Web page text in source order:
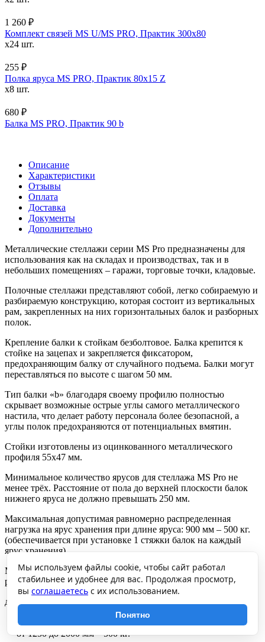
1 260 ₽
Комплект связей MS U/MS PRO, Практик 300x80
x24 шт.
255 ₽
Полка яруса MS PRO, Практик 80х15 Z
x8 шт.
680 ₽
Балка MS PRO, Практик 90 b
Описание
Характеристики
Отзывы
Оплата
Доставка
Документы
Дополнительно
Металлические стеллажи серии MS Pro предназначены для
использования как на складах и производствах, так и в
небольших помещениях – гаражи, торговые точки, кладовые.
Полочные стеллажи представляют собой, легко собираемую и
разбираемую конструкцию, которая состоит из вертикальных
рам, закрепленных на них горизонтальных балок и разборных
полок.
Крепление балки к стойкам безболтовое. Балка крепится к
стойке на зацепах и закрепляется фиксатором,
предохраняющим балку от случайного подъема. Балки могут
переставляться по высоте с шагом 50 мм.
Тип балки «b» благодаря своему профилю полностью
скрывает возможные острые углы самого металлического
настила, что делает работу персонала более безопасной, а
углы полок предохраняются от потенциальных вмятин.
Стойки изготовлены из оцинкованного металлического
профиля 55х47 мм.
Минимальное количество ярусов для стеллажа MS Pro не
менее трёх. Расстояние от пола до верхней плоскости балок
нижнего яруса не должно превышать 250 мм.
Максимальная допустимая равномерно распределенная
нагрузка на ярус хранения при длине яруса: 900 мм – 500 кг.
(обеспечивается при установке 1 стяжки балок на каждый
ярус хранения)
Максимальная допустимая нагрузка на секцию стеллажа при
расстоянии между ярусами хранения по вертикали:
до 750 мм – 2500 кг,
от 750 до 1000 мм – 1500 кг,
от 1000 до 1250 мм – 1050 кг,
от 1250 до 2000 мм – 500 кг.
Мы используем файлы cookie, чтобы сайт работал
стабильнее и удобнее для вас. Продолжая просмотр,
вы соглашаетесь с их использованием.
Понятно